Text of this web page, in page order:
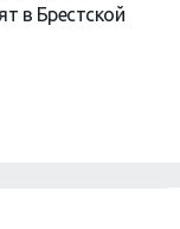
в Брестской